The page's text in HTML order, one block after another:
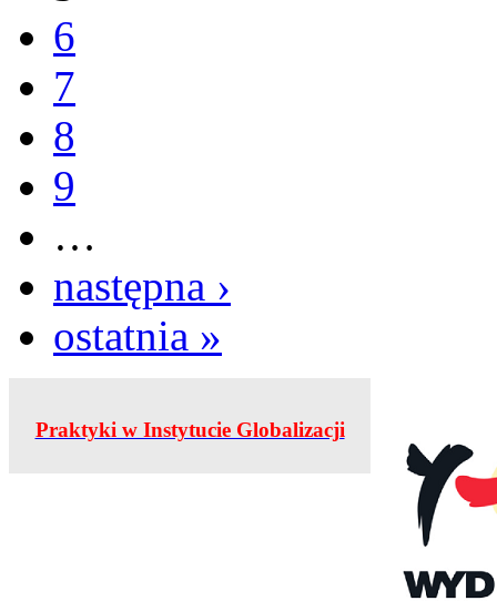
6
7
8
9
…
następna ›
ostatnia »
Praktyki w Instytucie Globalizacji